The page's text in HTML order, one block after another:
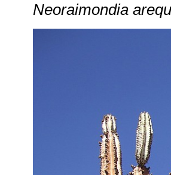
Neoraimondia